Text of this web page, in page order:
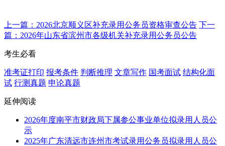
上一篇：2026北京顺义区补充录用公务员资格审查公告 下一
篇：2026年山东省滨州市各级机关补充录用公务员公告
考生必看
准考证打印 报考条件 判断推理 文章写作 国考面试 结构化面
试 行测真题 申论真题
延伸阅读
2026年度南平市财政局下属参公事业单位拟录用人员公
示
2025年广东清远市连州市考试录用公务员拟录用人员公